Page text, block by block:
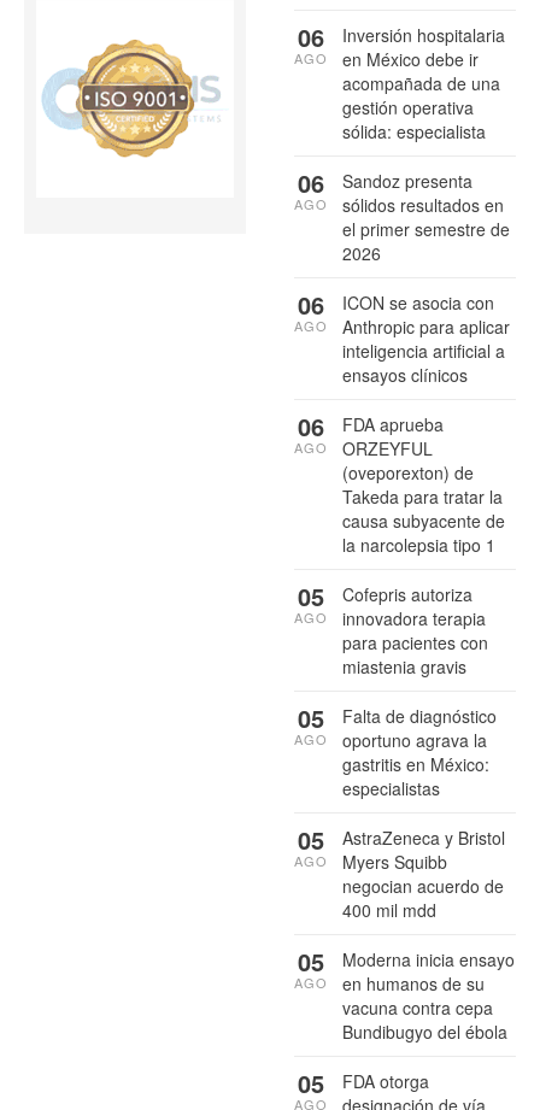
Inversión hospitalaria
en México debe ir
acompañada de una
gestión operativa
sólida: especialista
06
AGO
Sandoz presenta
sólidos resultados en
el primer semestre de
2026
06
AGO
ICON se asocia con
Anthropic para aplicar
inteligencia artificial a
ensayos clínicos
06
AGO
FDA aprueba
ORZEYFUL
(oveporexton) de
Takeda para tratar la
causa subyacente de
la narcolepsia tipo 1
06
AGO
Cofepris autoriza
innovadora terapia
para pacientes con
miastenia gravis
05
AGO
Falta de diagnóstico
oportuno agrava la
gastritis en México:
especialistas
05
AGO
AstraZeneca y Bristol
Myers Squibb
negocian acuerdo de
400 mil mdd
05
AGO
Moderna inicia ensayo
en humanos de su
vacuna contra cepa
Bundibugyo del ébola
05
AGO
FDA otorga
05
AGO